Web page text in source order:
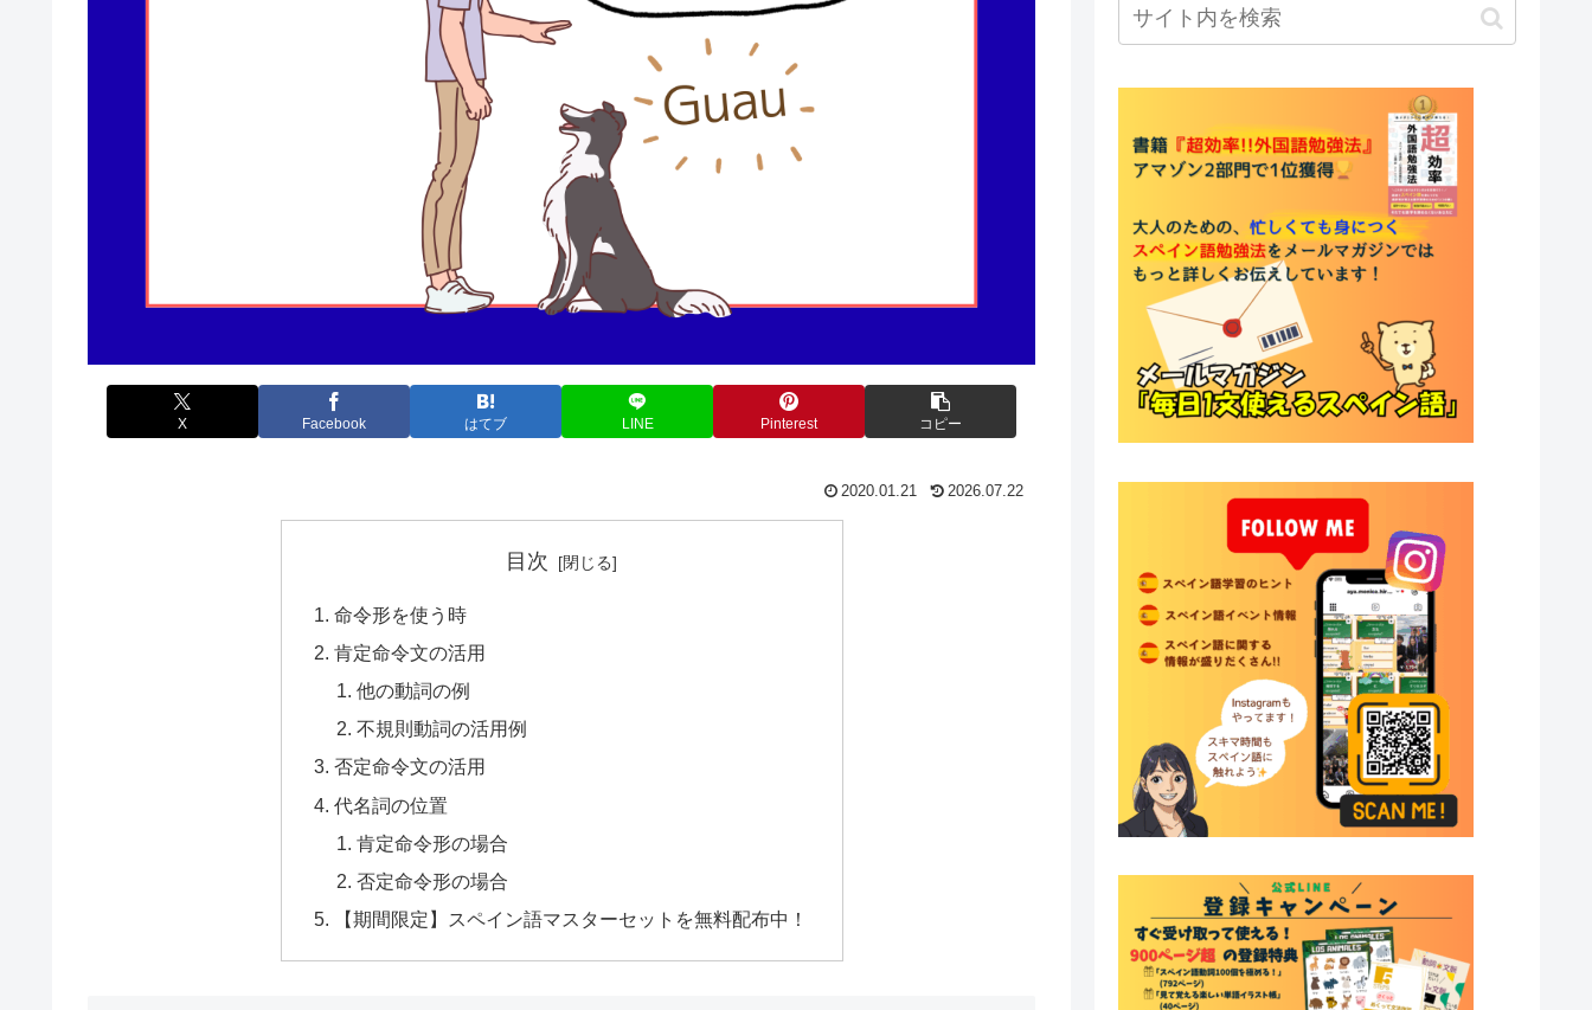
X Facebook はてブ LINE Pinterest コピー
2020.01.21 2026.07.22
目次
命令形を使う時
肯定命令文の活用
他の動詞の例
不規則動詞の活用例
否定命令文の活用
代名詞の位置
肯定命令形の場合
否定命令形の場合
【期間限定】スペイン語マスターセットを無料配布中！